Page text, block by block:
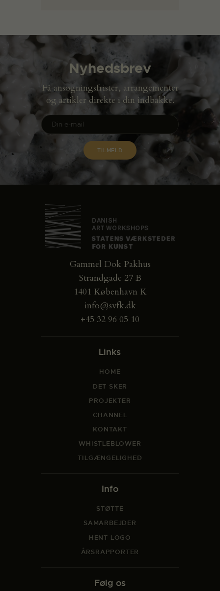
Nyhedsbrev
Få ansøgningsfrister, arrangementer
og artikler direkte i din indbakke.
Gammel Dok Pakhus
Strandgade 27 B
1401 København K
info@svfk.dk
+45 32 96 05 10
Links
HOME
DET SKER
PROJEKTER
CHANNEL
KONTAKT
WHISTLEBLOWER
TILGÆNGELIGHED
Info
STØTTE
SAMARBEJDER
HENT LOGO
ÅRSRAPPORTER
Følg os